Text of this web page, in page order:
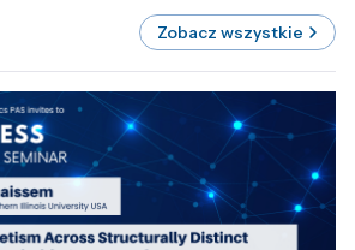
Zobacz wszystkie